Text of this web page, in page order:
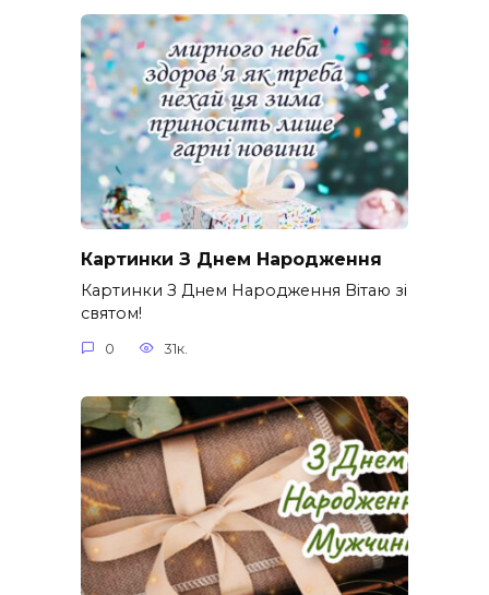
Картинки З Днем Народження
Картинки З Днем Народження Вітаю зі
святом!
0 31к.